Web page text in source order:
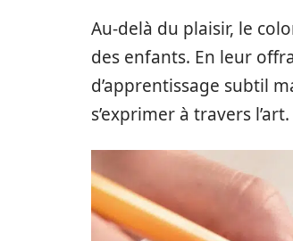
Au-delà du plaisir, le
des enfants. En leur
d’apprentissage subtil
s’exprimer à travers l’art.